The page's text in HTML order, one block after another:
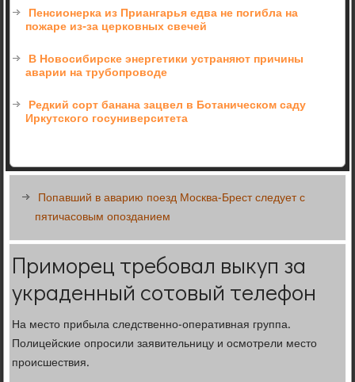
Пенсионерка из Приангарья едва не погибла на
пожаре из-за церковных свечей
В Новосибирске энергетики устраняют причины
аварии на трубопроводе
Редкий сорт банана зацвел в Ботаническом саду
Иркутского госуниверситета
Попавший в аварию поезд Москва-Брест следует с
пятичасовым опозданием
Приморец требовал выкуп за
украденный сотовый телефон
На место прибыла следственно-оперативная группа.
Полицейские опросили заявительницу и осмотрели место
происшествия.